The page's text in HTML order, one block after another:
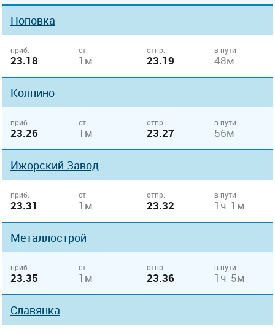
Поповка
приб.
23.18
ст.
1м
отпр.
23.19
в пути
48м
Колпино
приб.
23.26
ст.
1м
отпр.
23.27
в пути
56м
Ижорский Завод
приб.
23.31
ст.
1м
отпр.
23.32
в пути
1ч 1м
Металлострой
приб.
23.35
ст.
1м
отпр.
23.36
в пути
1ч 5м
Славянка